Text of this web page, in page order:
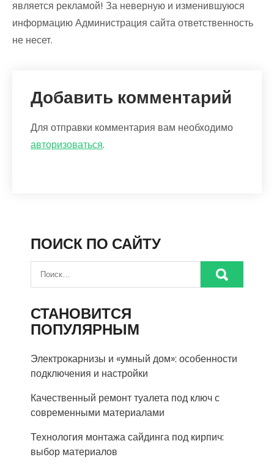
является рекламой! За неверную и изменившуюся
информацию Администрация сайта ответственность
не несет.
Добавить комментарий
Для отправки комментария вам необходимо
авторизоваться.
ПОИСК ПО САЙТУ
СТАНОВИТСЯ
ПОПУЛЯРНЫМ
Электрокарнизы и «умный дом»: особенности
подключения и настройки
Качественный ремонт туалета под ключ с
современными материалами
Технология монтажа сайдинга под кирпич:
выбор материалов